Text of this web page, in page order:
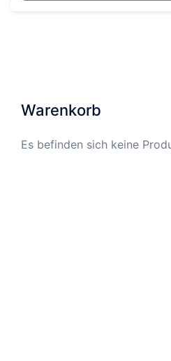
Warenkorb
Es befinden sich keine